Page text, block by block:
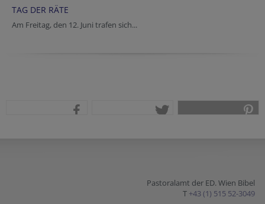
TAG DER RÄTE
Am Freitag, den 12. Juni trafen sich...
Pastoralamt der ED. Wien Bibel
T +43 (1) 515 52-3049